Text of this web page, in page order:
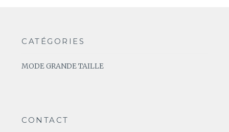
CATÉGORIES
MODE GRANDE TAILLE
CONTACT